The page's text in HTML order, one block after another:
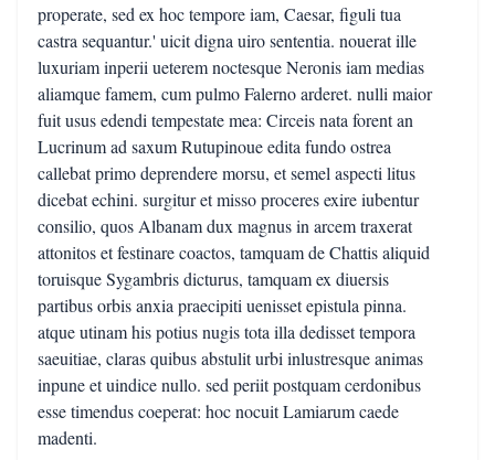
properate, sed ex hoc tempore iam, Caesar, figuli tua
castra sequantur.' uicit digna uiro sententia. nouerat ille
luxuriam inperii ueterem noctesque Neronis iam medias
aliamque famem, cum pulmo Falerno arderet. nulli maior
fuit usus edendi tempestate mea: Circeis nata forent an
Lucrinum ad saxum Rutupinoue edita fundo ostrea
callebat primo deprendere morsu, et semel aspecti litus
dicebat echini. surgitur et misso proceres exire iubentur
consilio, quos Albanam dux magnus in arcem traxerat
attonitos et festinare coactos, tamquam de Chattis aliquid
toruisque Sygambris dicturus, tamquam ex diuersis
partibus orbis anxia praecipiti uenisset epistula pinna.
atque utinam his potius nugis tota illa dedisset tempora
saeuitiae, claras quibus abstulit urbi inlustresque animas
inpune et uindice nullo. sed periit postquam cerdonibus
esse timendus coeperat: hoc nocuit Lamiarum caede
madenti.